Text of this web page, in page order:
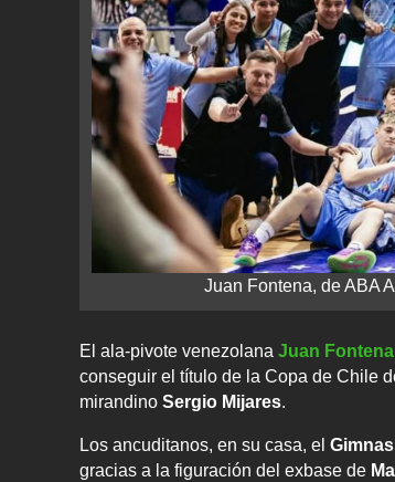
Juan Fontena, de ABA
El ala-pivote venezolana Juan Fontena
conseguir el título de la Copa de Chile
mirandino Sergio Mijares.
Los ancuditanos, en su casa, el
gracias a la figuración del exbase de